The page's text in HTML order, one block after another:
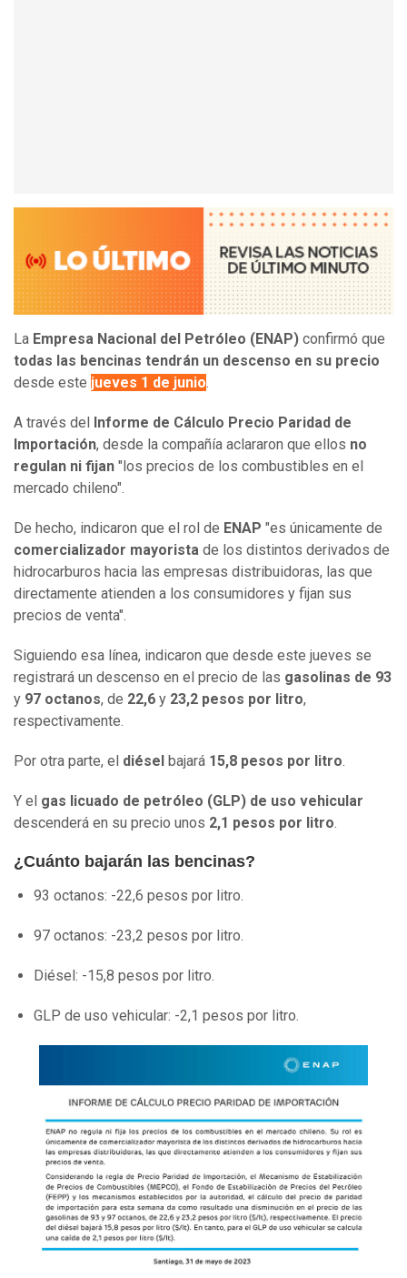
La Empresa Nacional del Petróleo (ENAP) confirmó que
todas las bencinas tendrán un descenso en su precio
desde este jueves 1 de junio.
A través del
Informe de Cálculo Precio Paridad de
Importación, desde la compañía aclararon que ellos no
regulan ni fijan "los precios de los combustibles en el
mercado chileno".
De hecho, indicaron que el rol de ENAP "es únicamente de
comercializador mayorista de los distintos derivados de
hidrocarburos hacia las empresas distribuidoras, las que
directamente atienden a los consumidores y fijan sus
precios de venta".
Siguiendo esa línea, indicaron que desde este jueves se
registrará un descenso en el precio de las gasolinas de 93
y 97 octanos, de 22,6 y 23,2 pesos por litro,
respectivamente.
Por otra parte, el diésel bajará 15,8 pesos por litro.
Y el gas licuado de petróleo (GLP) de uso vehicular
descenderá en su precio unos 2,1 pesos por litro.
¿Cuánto bajarán las bencinas?
93 octanos: -22,6 pesos por litro.
97 octanos: -23,2 pesos por litro.
Diésel: -15,8 pesos por litro.
GLP de uso vehicular: -2,1 pesos por litro.